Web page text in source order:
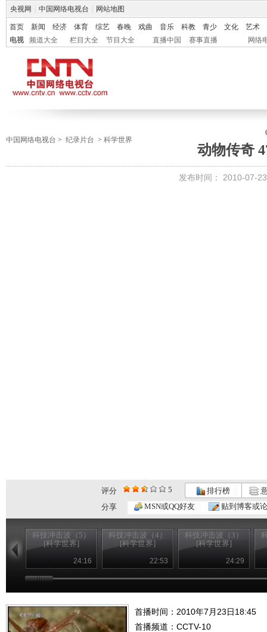
央视网 中国网络电视台 网站地图
首页 新闻 经济 体育 综艺 春晚 戏曲 音乐 科教 青少 文化
艺术
电视
频道大全 栏目大全 节目大全 直播中国 赛事直播 网络
中国网络电视台 > 纪录片台 > 科学世界
动物传奇
发布时间： 2010-07-
评分 5 排行榜
分享
MSN或QQ好友 贴到博客或
科技冲击波（5）
[科学世界]
24:16
科技冲击波（4）
[科学世界]
22:53
科技冲击波（3）
[科学世界]
24:29
首播时间：2010年7月23日18:45
首播频道： CCTV-10